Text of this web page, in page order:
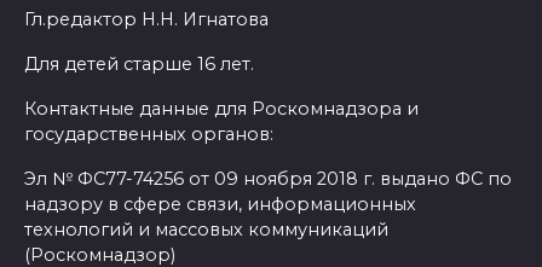
Гл.редактор Н.Н. Игнатова
Для детей старше 16 лет.
Контактные данные для Роскомнадзора и
государственных органов:
Эл № ФС77-74256 от 09 ноября 2018 г. выдано ФС по
надзору в сфере связи, информационных
технологий и массовых коммуникаций
(Роскомнадзор)